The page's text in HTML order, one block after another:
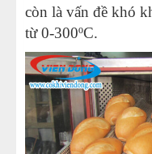
còn là vấn đề khó
từ 0-300ºC.